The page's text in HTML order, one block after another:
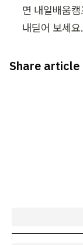
면 내일배움
내딛어 보세
Share article